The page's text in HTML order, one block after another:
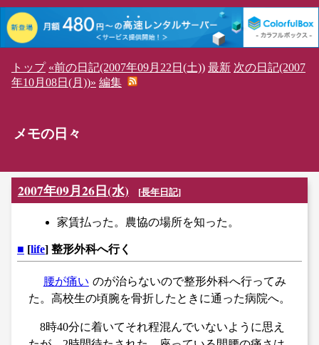
トップ «前の日記(2007年09月22日(土)) 最新 次の日記(2007
年10月08日(月))» 編集
メモの日々
2007年09月26日(水) [長年日記]
家賃払った。農協の場所を知った。
■ [life] 整形外科へ行く
腰が痛い のが治らないので整形外科へ行ってみ
た。高校生の頃腕を骨折したときに通った病院へ。
8時40分に着いてそれ程混んでいないように思え